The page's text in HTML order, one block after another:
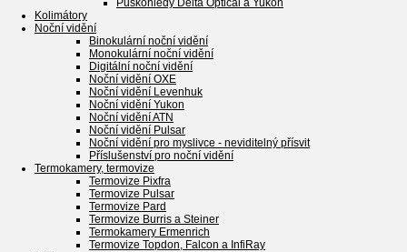
Puškohledy Delta Optical a Yukon
Kolimátory
Noční vidění
Binokulární noční vidění
Monokulární noční vidění
Digitální noční vidění
Noční vidění OXE
Noční vidění Levenhuk
Noční vidění Yukon
Noční vidění ATN
Noční vidění Pulsar
Noční vidění pro myslivce - neviditelný přísvit
Příslušenství pro noční vidění
Termokamery, termovize
Termovize Pixfra
Termovize Pulsar
Termovize Pard
Termovize Burris a Steiner
Termokamery Ermenrich
Termovize Topdon, Falcon a InfiRay